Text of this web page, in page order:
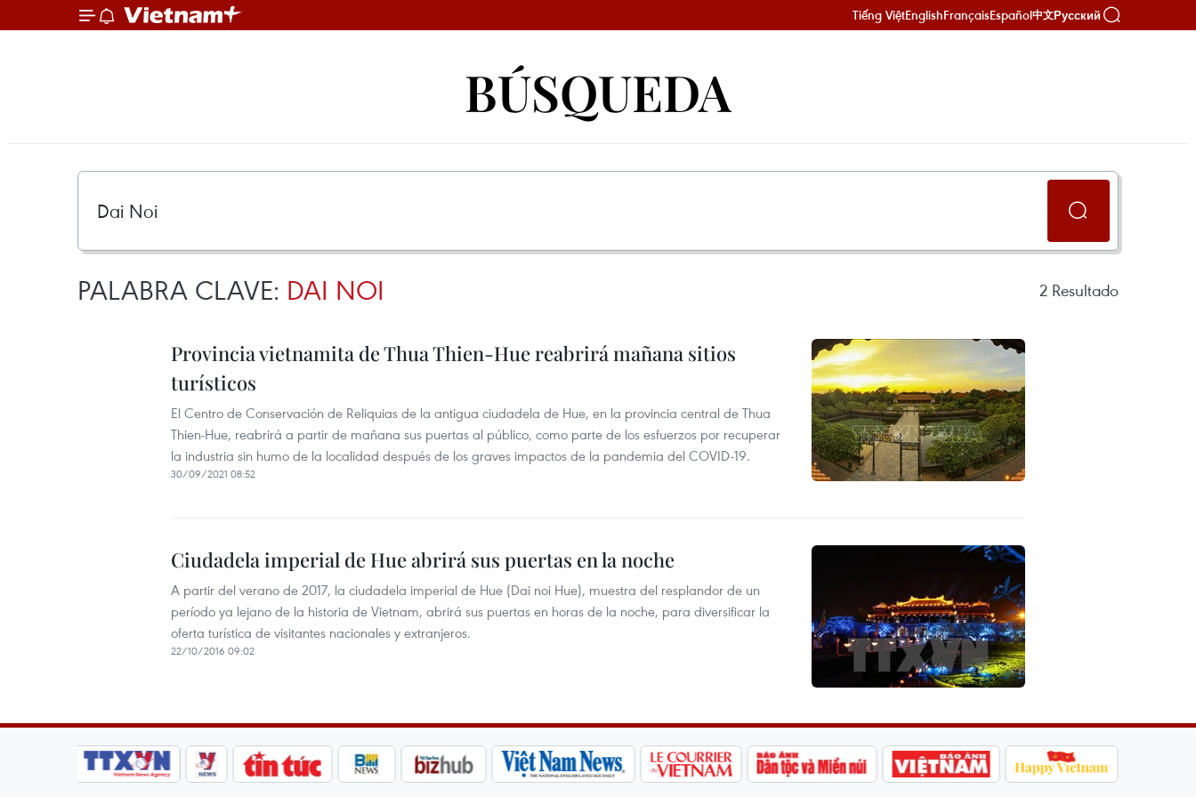
Tiếng ViệtEnglishFrançaisEspañol中文Русский
BÚSQUEDA
PALABRA CLAVE: DAI NOI 2 Resultado
Provincia vietnamita de Thua Thien-Hue reabrirá mañana sitios
turísticos
El Centro de Conservación de Reliquias de la antigua ciudadela de Hue, en la provincia central de Thua
Thien-Hue, reabrirá a partir de mañana sus puertas al público, como parte de los esfuerzos por recuperar
la industria sin humo de la localidad después de los graves impactos de la pandemia del COVID-19.
30/09/2021 08:52
Ciudadela imperial de Hue abrirá sus puertas en la noche
A partir del verano de 2017, la ciudadela imperial de Hue (Dai noi Hue), muestra del resplandor de un
período ya lejano de la historia de Vietnam, abrirá sus puertas en horas de la noche, para diversificar la
oferta turística de visitantes nacionales y extranjeros.
22/10/2016 09:02